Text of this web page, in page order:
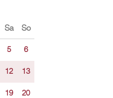
Sa So
5 6
12 13
19 20